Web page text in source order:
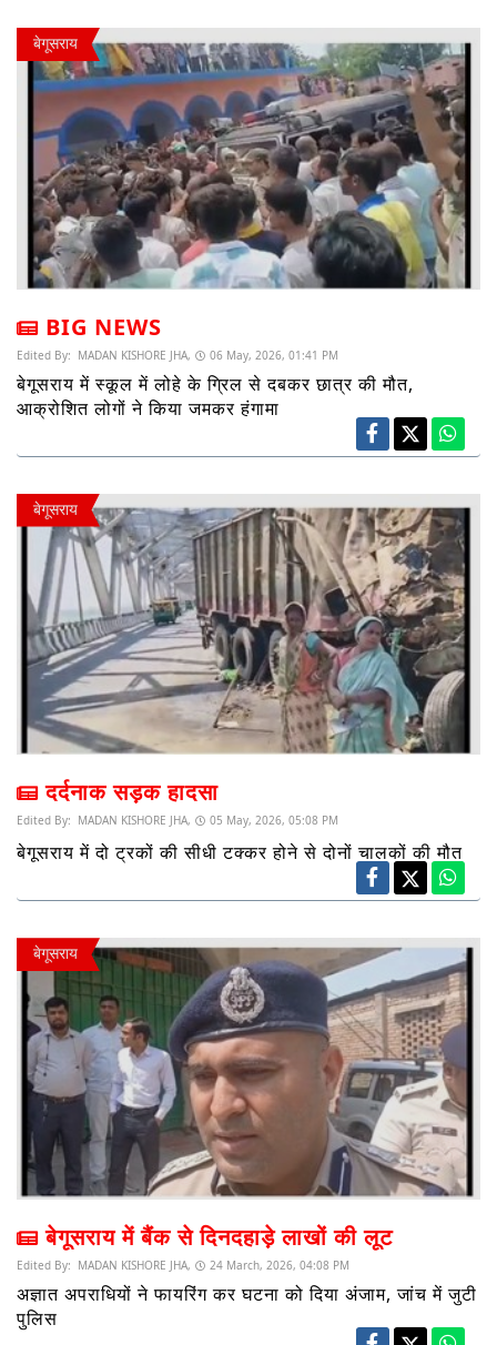
बेगूसराय
BIG NEWS
Edited By: MADAN KISHORE JHA, 06 May, 2026, 01:41 PM
बेगूसराय में स्कूल में लोहे के ग्रिल से दबकर छात्र की मौत,
आक्रोशित लोगों ने किया जमकर हंगामा
बेगूसराय
दर्दनाक सड़क हादसा
Edited By: MADAN KISHORE JHA, 05 May, 2026, 05:08 PM
बेगूसराय में दो ट्रकों की सीधी टक्कर होने से दोनों चालकों की मौत
बेगूसराय
बेगूसराय में बैंक से दिनदहाड़े लाखों की लूट
Edited By: MADAN KISHORE JHA, 24 March, 2026, 04:08 PM
अज्ञात अपराधियों ने फायरिंग कर घटना को दिया अंजाम, जांच में जुटी
पुलिस